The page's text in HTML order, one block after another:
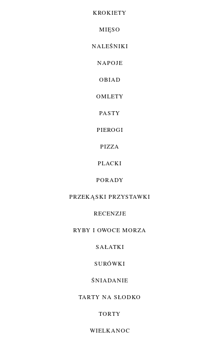
KROKIETY
MIĘSO
NALEŚNIKI
NAPOJE
OBIAD
OMLETY
PASTY
PIEROGI
PIZZA
PLACKI
PORADY
PRZEKĄSKI PRZYSTAWKI
RECENZJE
RYBY I OWOCE MORZA
SAŁATKI
SURÓWKI
ŚNIADANIE
TARTY NA SŁODKO
TORTY
WIELKANOC